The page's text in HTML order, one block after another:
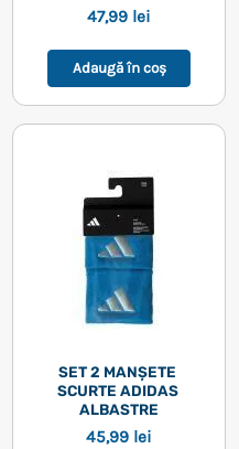
47,99 lei
Adaugă în coș
SET 2 MANȘETE
SCURTE ADIDAS
ALBASTRE
45,99 lei